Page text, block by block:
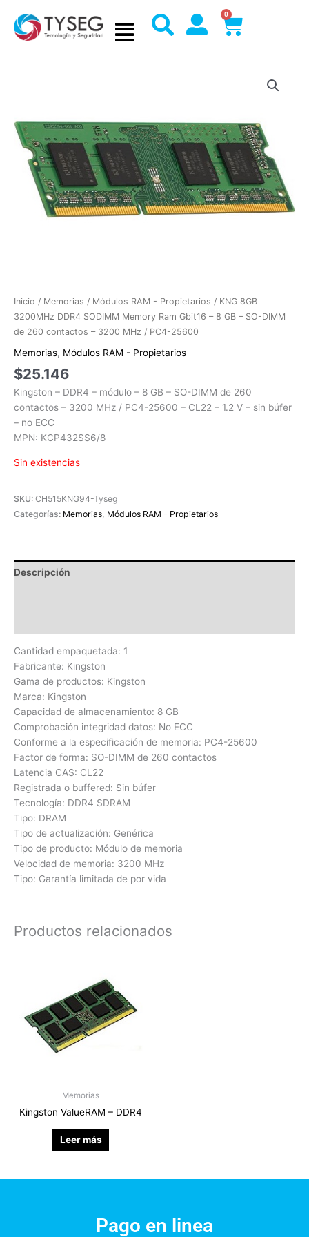
contenido
0
Cart
Inicio / Memorias / Módulos RAM - Propietarios / KNG 8GB
3200MHz DDR4 SODIMM Memory Ram Gbit16 – 8 GB – SO-DIMM
de 260 contactos – 3200 MHz / PC4-25600
Memorias, Módulos RAM - Propietarios
$25.146
Kingston – DDR4 – módulo – 8 GB – SO-DIMM de 260
contactos – 3200 MHz / PC4-25600 – CL22 – 1.2 V – sin búfer
– no ECC
MPN: KCP432SS6/8
Sin existencias
SKU: CH515KNG94-Tyseg
Categorías: Memorias, Módulos RAM - Propietarios
Descripción
Cantidad empaquetada: 1
Fabricante: Kingston
Gama de productos: Kingston
Marca: Kingston
Capacidad de almacenamiento: 8 GB
Comprobación integridad datos: No ECC
Conforme a la especificación de memoria: PC4-25600
Factor de forma: SO-DIMM de 260 contactos
Latencia CAS: CL22
Registrada o buffered: Sin búfer
Tecnología: DDR4 SDRAM
Tipo: DRAM
Tipo de actualización: Genérica
Tipo de producto: Módulo de memoria
Velocidad de memoria: 3200 MHz
Tipo: Garantía limitada de por vida
Productos relacionados
Memorias
Kingston ValueRAM – DDR4
Leer más
Pago en linea